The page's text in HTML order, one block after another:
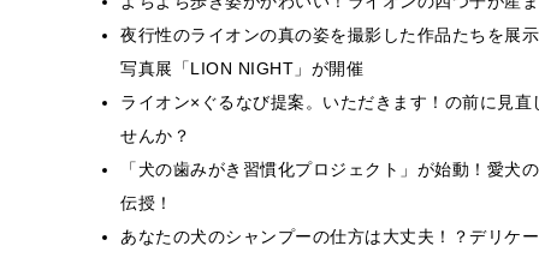
夜行性のライオンの真の姿を撮影した作品たちを展
写真展「LION NIGHT」が開催
ライオン×ぐるなび提案。いただきます！の前に見
せんか？
「犬の歯みがき習慣化プロジェクト」が始動！愛犬
伝授！
あなたの犬のシャンプーの仕方は大丈夫！？デリケ